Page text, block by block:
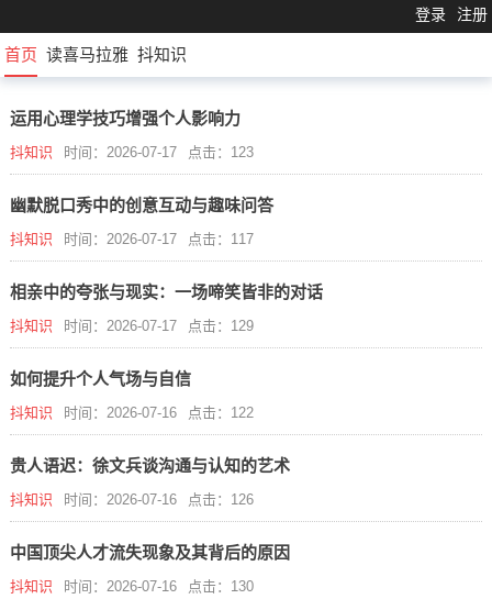
登录 注册
首页 读喜马拉雅 抖知识
运用心理学技巧增强个人影响力
抖知识 时间：2026-07-17 点击：123
幽默脱口秀中的创意互动与趣味问答
抖知识 时间：2026-07-17 点击：117
相亲中的夸张与现实：一场啼笑皆非的对话
抖知识 时间：2026-07-17 点击：129
如何提升个人气场与自信
抖知识 时间：2026-07-16 点击：122
贵人语迟：徐文兵谈沟通与认知的艺术
抖知识 时间：2026-07-16 点击：126
中国顶尖人才流失现象及其背后的原因
抖知识 时间：2026-07-16 点击：130